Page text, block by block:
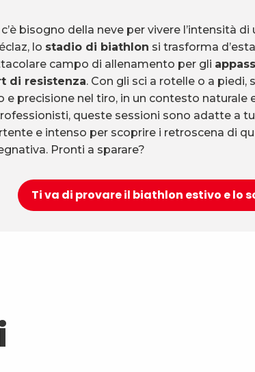
bisogno della neve per vivere l’intensità
lo stadio di biathlon si trasforma
campo di allenamento per gli
di resistenza. Con gli sci a rotelle o a piedi,
e precisione nel tiro, in un contesto naturale
queste sessioni sono adatte a
e intenso per scoprire i retroscena di
Pronti a sparare?
Ti va di provare il biathlon estivo e lo